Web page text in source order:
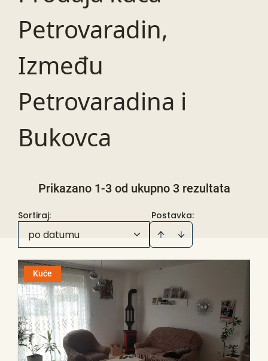
Petrovaradin,
Između
Petrovaradina i
Bukovca
Prikazano 1-3 od ukupno 3 rezultata
Postavka:
Sortiraj:
po datumu
Kuće